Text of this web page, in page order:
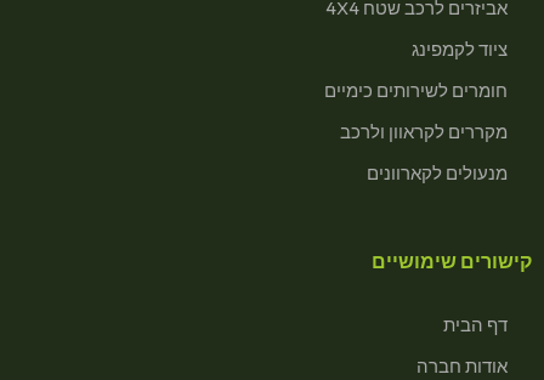
אביזרים לרכב שטח 4X4
ציוד לקמפינג
חומרים לשירותים כימיים
מקררים לקראוון ולרכב
מנעולים לקארוונים
קישורים שימושיים
דף הבית
אודות חברה